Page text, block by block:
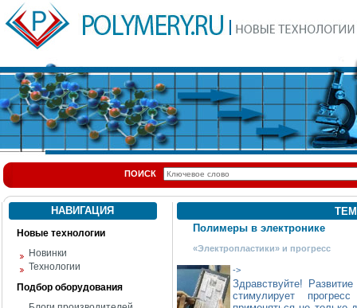
ПОИСК
НАВИГАЦИЯ
Новые технологии
Новинки
Технологии
Подбор оборудования
Полимеры в электронике
«Электропластики» и прогресс
->
Здравствуйте!
стимулирует